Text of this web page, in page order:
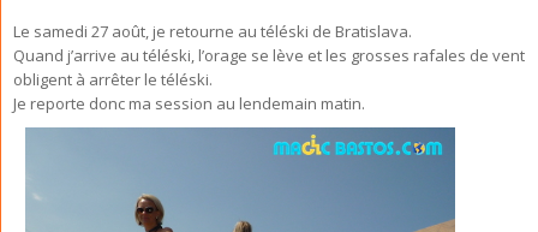
Le samedi 27 août, je retourne au téléski de Bratislava.
Quand j’arrive au téléski, l’orage se lève et les grosses rafales de vent
obligent à arrêter le téléski.
Je reporte donc ma session au lendemain matin.